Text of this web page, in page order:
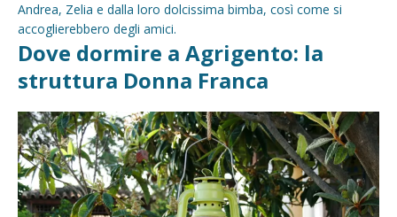
Andrea, Zelia e dalla loro dolcissima bimba, così come si
accoglierebbero degli amici.
Dove dormire a Agrigento: la
struttura Donna Franca